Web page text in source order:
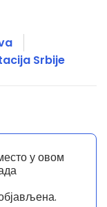
Srbije
у овом